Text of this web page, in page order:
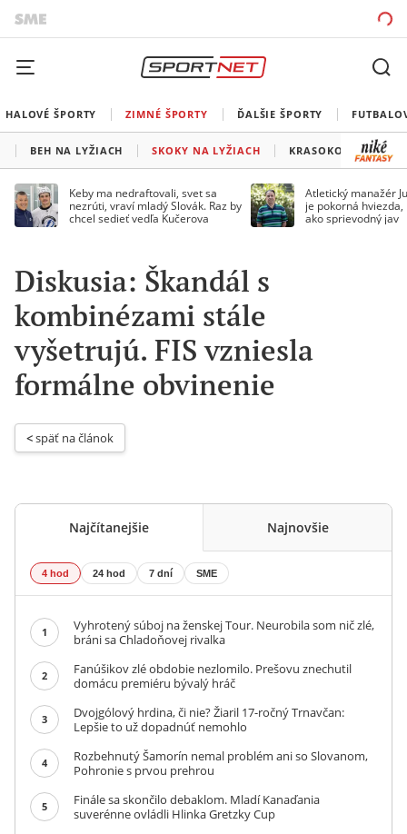
HALOVÉ ŠPORTY ZIMNÉ ŠPORTY ĎALŠIE ŠPORTY
BEH NA LYŽIACH SKOKY NA LYŽIACH
Keby ma nedraftovali, svet sa
nezrúti, vraví mladý Slovák. Raz by
chcel sedieť vedľa Kučerova
Atletický manažér
je pokorná
ako sprievodný jav
Diskusia: Škandál s
kombinézami stále
vyšetrujú. FIS vzniesla
formálne obvinenie
< späť na článok
Najčítanejšie Najnovšie
4 hod 24 hod 7 dní SME
1
Vyhrotený súboj na ženskej Tour. Neurobila som nič zlé,
bráni sa Chladoňovej rivalka
2
Fanúšikov zlé obdobie nezlomilo. Prešovu znechutil
domácu premiéru bývalý hráč
3
Dvojgólový hrdina, či nie? Žiaril 17-ročný Trnavčan:
Lepšie to už dopadnúť nemohlo
4
Rozbehnutý Šamorín nemal problém ani so Slovanom,
Pohronie s prvou prehrou
5
Finále sa skončilo debaklom. Mladí Kanaďania
suverénne ovládli Hlinka Gretzky Cup